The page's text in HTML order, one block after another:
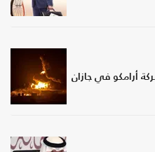
أرامكو في جازان